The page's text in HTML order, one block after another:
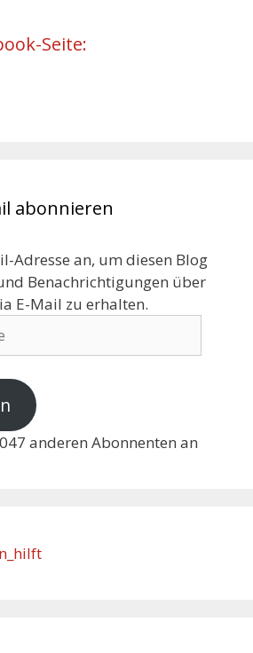
Seite:
abonnieren
Adresse an, um diesen Blog
Benachrichtigungen über
E-Mail zu erhalten.
anderen Abonnenten an